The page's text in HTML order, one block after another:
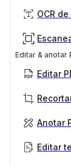
OCR de
Editar & anotar
Editar
Anotar
Editar